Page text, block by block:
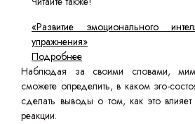
«Развитие эмоционального
упражнения»
Подробнее
Наблюдая за своими словами,
сможете определить, в каком эго-
сделать выводы о том, как это
реакции.